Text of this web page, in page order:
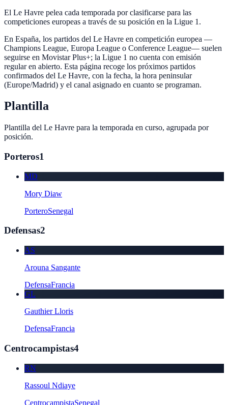
El Le Havre pelea cada temporada por clasificarse para las
competiciones europeas a través de su posición en la Ligue 1.
En España, los partidos del Le Havre en competición europea —
Champions League, Europa League o Conference League— suelen
seguirse en Movistar Plus+; la Ligue 1 no cuenta con emisión
regular en abierto. Esta página recoge los próximos partidos
confirmados del Le Havre, con la fecha, la hora peninsular
(Europe/Madrid) y el canal asignado en cuanto se programan.
Plantilla
Plantilla del Le Havre para la temporada en curso, agrupada por
posición.
Porteros1
MD
Mory Diaw
PorteroSenegal
Defensas2
AS
Arouna Sangante
DefensaFrancia
GL
Gauthier Lloris
DefensaFrancia
Centrocampistas4
RN
Rassoul Ndiaye
CentrocampistaSenegal